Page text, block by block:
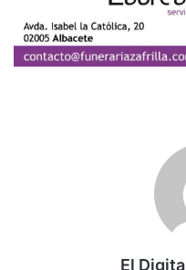
El